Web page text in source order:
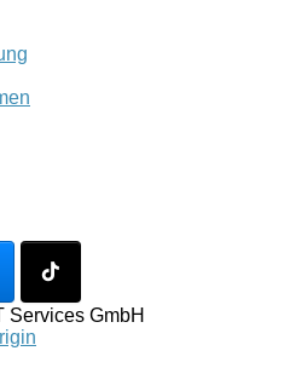
Services GmbH